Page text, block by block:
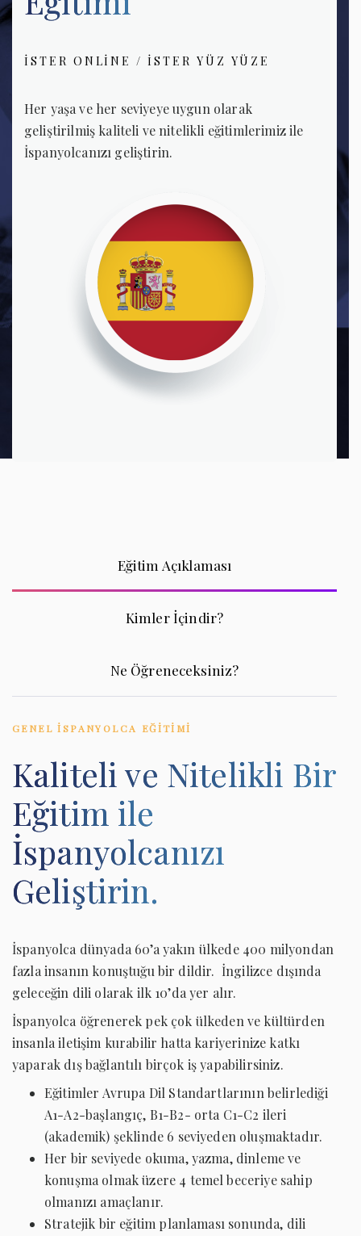
İSTER ONLINE / İSTER YÜZ YÜZE
Her yaşa ve her seviyeye uygun olarak
geliştirilmiş kaliteli ve nitelikli eğitimlerimiz ile
İspanyolcanızı geliştirin.
Eğitim Açıklaması
Kimler İçindir?
Ne Öğreneceksiniz?
GENEL İSPANYOLCA EĞITIMI
Kaliteli ve Nitelikli Bir
Eğitim ile
İspanyolcanızı
Geliştirin.
İspanyolca dünyada 60’a yakın ülkede 400 milyondan
fazla insanın konuştuğu bir dildir. İngilizce dışında
geleceğin dili olarak ilk 10’da yer alır.
İspanyolca öğrenerek pek çok ülkeden ve kültürden
insanla iletişim kurabilir hatta kariyerinize katkı
yaparak dış bağlantılı birçok iş yapabilirsiniz.
Eğitimler Avrupa Dil Standartlarının belirlediği
A1-A2-başlangıç, B1-B2- orta C1-C2 ileri
(akademik) şeklinde 6 seviyeden oluşmaktadır.
Her bir seviyede okuma, yazma, dinleme ve
konuşma olmak üzere 4 temel beceriye sahip
olmanızı amaçlanır.
Stratejik bir eğitim planlaması sonunda, dili